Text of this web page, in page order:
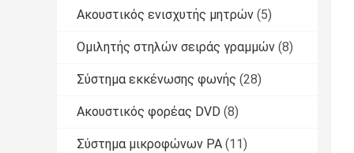
Ακουστικός ενισχυτής μητρών (5)
Ομιλητής στηλών σειράς γραμμών (8)
Σύστημα εκκένωσης φωνής (28)
Ακουστικός φορέας DVD (8)
Σύστημα μικροφώνων PA (11)